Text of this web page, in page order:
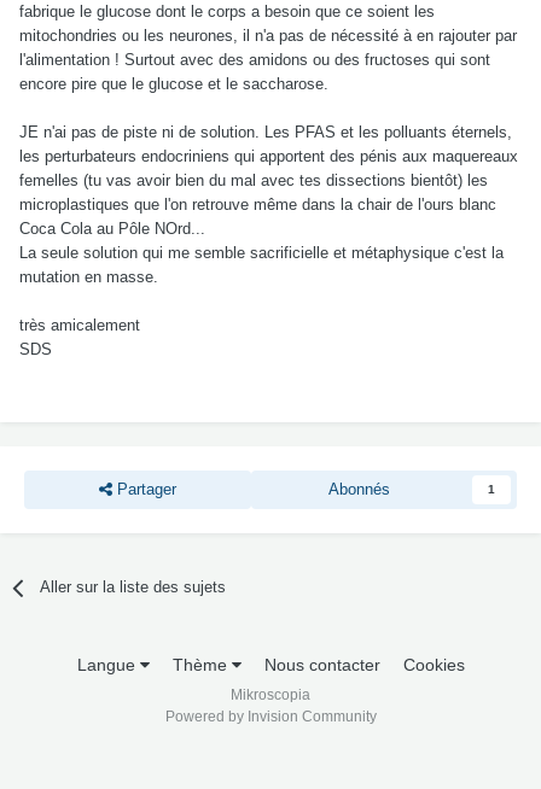
fabrique le glucose dont le corps a besoin que ce soient les
mitochondries ou les neurones, il n'a pas de nécessité à en rajouter par
l'alimentation ! Surtout avec des amidons ou des fructoses qui sont
encore pire que le glucose et le saccharose.
JE n'ai pas de piste ni de solution. Les PFAS et les polluants éternels,
les perturbateurs endocriniens qui apportent des pénis aux maquereaux
femelles (tu vas avoir bien du mal avec tes dissections bientôt) les
microplastiques que l'on retrouve même dans la chair de l'ours blanc
Coca Cola au Pôle NOrd...
La seule solution qui me semble sacrificielle et métaphysique c'est la
mutation en masse.
très amicalement
SDS
Partager Abonnés 1
Aller sur la liste des sujets
Langue Thème Nous contacter Cookies
Mikroscopia
Powered by Invision Community